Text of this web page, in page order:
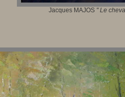
Jacques MAJOS "Le